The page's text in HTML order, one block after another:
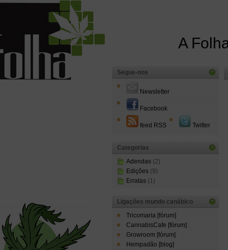
A
Segue-nos
Newsletter
Facebook
feed RSS Twitter
Categorias
Adendas (2)
Edições (9)
Erratas (1)
Ligações mundo canábico
Tricomaria [fórum]
CannabisCafe [fórum]
Growroom [fórum]
Hempadão [blog]